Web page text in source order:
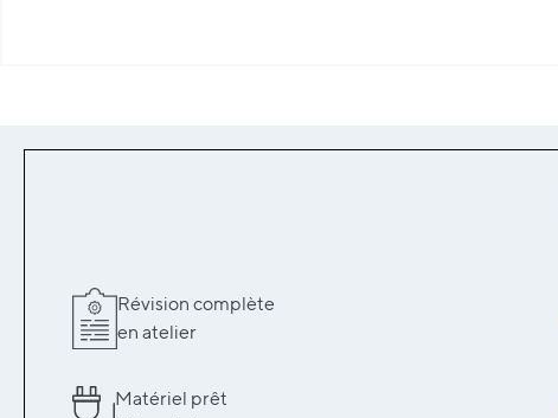
Révision complète
en atelier
Matériel prêt